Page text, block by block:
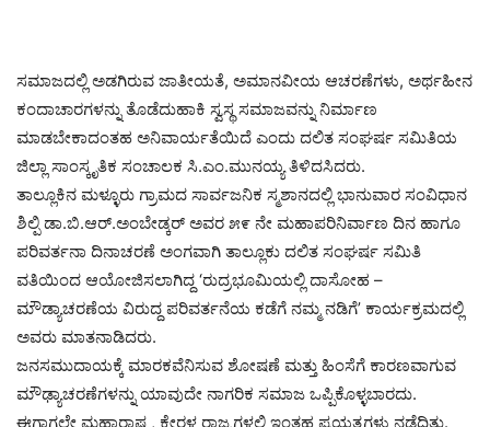
ಸಮಾಜದಲ್ಲಿ ಅಡಗಿರುವ ಜಾತೀಯತೆ, ಅಮಾನವೀಯ ಆಚರಣೆಗಳು, ಅರ್ಥಹೀನ
ಕಂದಾಚಾರಗಳನ್ನು ತೊಡೆದುಹಾಕಿ ಸ್ವಸ್ಥ ಸಮಾಜವನ್ನು ನಿರ್ಮಾಣ
ಮಾಡಬೇಕಾದಂತಹ ಅನಿವಾರ್ಯತೆಯಿದೆ ಎಂದು ದಲಿತ ಸಂಘರ್ಷ ಸಮಿತಿಯ
ಜಿಲ್ಲಾ ಸಾಂಸ್ಕೃತಿಕ ಸಂಚಾಲಕ ಸಿ.ಎಂ.ಮುನಯ್ಯ ತಿಳಿದಸಿದರು.
ತಾಲ್ಲೂಕಿನ ಮಳ್ಳೂರು ಗ್ರಾಮದ ಸಾರ್ವಜನಿಕ ಸ್ಮಶಾನದಲ್ಲಿ ಭಾನುವಾರ ಸಂವಿಧಾನ
ಶಿಲ್ಪಿ ಡಾ.ಬಿ.ಆರ್.ಅಂಬೇಡ್ಕರ್ ಅವರ ೫೯ ನೇ ಮಹಾಪರಿನಿರ್ವಾಣ ದಿನ ಹಾಗೂ
ಪರಿವರ್ತನಾ ದಿನಾಚರಣೆ ಅಂಗವಾಗಿ ತಾಲ್ಲೂಕು ದಲಿತ ಸಂಘರ್ಷ ಸಮಿತಿ
ವತಿಯಿಂದ ಆಯೋಜಿಸಲಾಗಿದ್ದ ‘ರುದ್ರಭೂಮಿಯಲ್ಲಿ ದಾಸೋಹ –
ಮೌಡ್ಯಾಚರಣೆಯ ವಿರುದ್ದ ಪರಿವರ್ತನೆಯ ಕಡೆಗೆ ನಮ್ಮ ನಡಿಗೆ’ ಕಾರ್ಯಕ್ರಮದಲ್ಲಿ
ಅವರು ಮಾತನಾಡಿದರು.
ಜನಸಮುದಾಯಕ್ಕೆ ಮಾರಕವೆನಿಸುವ ಶೋಷಣೆ ಮತ್ತು ಹಿಂಸೆಗೆ ಕಾರಣವಾಗುವ
ಮೌಢ್ಯಾಚರಣೆಗಳನ್ನು ಯಾವುದೇ ನಾಗರಿಕ ಸಮಾಜ ಒಪ್ಪಿಕೊಳ್ಳಬಾರದು.
ಈಗಾಗಲೇ ಮಹಾರಾಷ್ಟ್ರ, ಕೇರಳ ರಾಜ್ಯಗಳಲ್ಲಿ ಇಂತಹ ಪ್ರಯತ್ನಗಳು ನಡೆದಿತ್ತು.